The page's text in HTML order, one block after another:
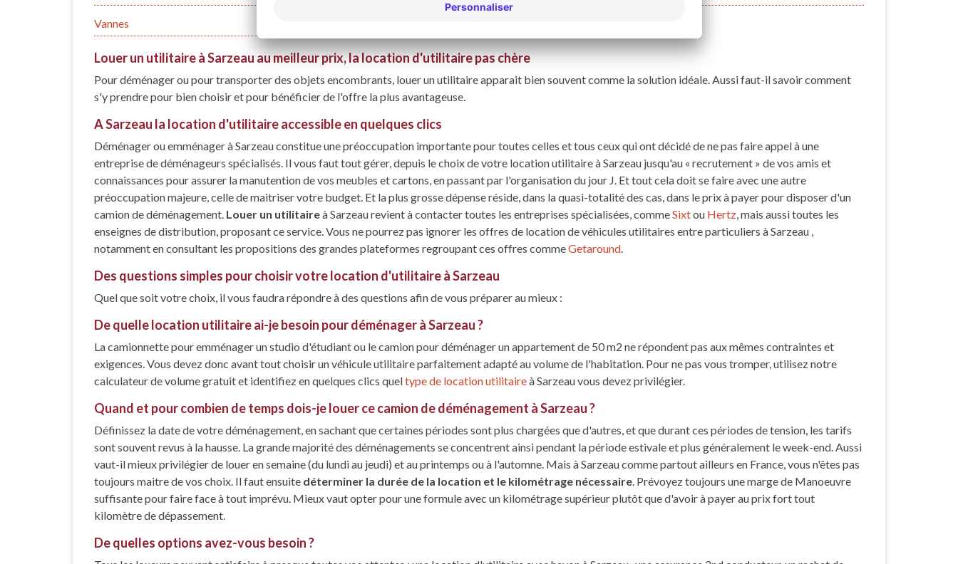
Vannes
Louer un utilitaire à Sarzeau au meilleur prix, la location d'utilitaire pas chère
Pour déménager ou pour transporter des objets encombrants, louer un utilitaire apparait bien souvent comme la solution idéale. Aussi faut-il savoir comment
s'y prendre pour bien choisir et pour bénéficier de l'offre la plus avantageuse.
A Sarzeau la location d'utilitaire accessible en quelques clics
Déménager ou emménager à Sarzeau constitue une préoccupation importante pour toutes celles et tous ceux qui ont décidé de ne pas faire appel à une
entreprise de déménageurs spécialisés. Il vous faut tout gérer, depuis le choix de votre location utilitaire à Sarzeau jusqu'au « recrutement » de vos amis et
connaissances pour assurer la manutention de vos meubles et cartons, en passant par l'organisation du jour J. Et tout cela doit se faire avec une autre
préoccupation majeure, celle de maitriser votre budget. Et la plus grosse dépense réside, dans la quasi-totalité des cas, dans le prix à payer pour disposer d'un
camion de déménagement. Louer un utilitaireà Sarzeau revient à contacter toutes les entreprises spécialisées, commeSixtou Hertz, mais aussi toutes les
enseignes de distribution, proposant ce service. Vous ne pourrez pas ignorer les offres de location de véhicules utilitaires entre particuliers à Sarzeau ,
notamment en consultant les propositions des grandes plateformes regroupant ces offres commeGetaround.
Des questions simples pour choisir votre location d'utilitaire à Sarzeau
Quel que soit votre choix, il vous faudra répondre à des questions afin de vous préparer au mieux :
De quelle location utilitaire ai-je besoin pour déménager à Sarzeau ?
La camionnette pour emménager un studio d'étudiant ou le camion pour déménager un appartement de 50 m2 ne répondent pas aux mêmes contraintes et
exigences. Vous devez donc avant tout choisir un véhicule utilitaire parfaitement adapté au volume de l'habitation. Pour ne pas vous tromper, utilisez notre
calculateur de volume gratuit et identifiez en quelques clics queltype de location utilitaireà Sarzeau vous devez privilégier.
Quand et pour combien de temps dois-je louer ce camion de déménagement à Sarzeau ?
Définissez la date de votre déménagement, en sachant que certaines périodes sont plus chargées que d'autres, et que durant ces périodes de tension, les tarifs
sont souvent revus à la hausse. La grande majorité des déménagements se concentrent ainsi pendant la période estivale et plus généralement le week-end. Aussi
vaut-il mieux privilégier de louer en semaine (du lundi au jeudi) et au printemps ou à l'automne. Mais à Sarzeau comme partout ailleurs en France, vous n'êtes pas
toujours maitre de vos choix. Il faut ensuite déterminer la durée de la location et le kilométrage nécessaire. Prévoyez toujours une marge de Manoeuvre
suffisante pour faire face à tout imprévu. Mieux vaut opter pour une formule avec un kilométrage supérieur plutôt que d'avoir à payer au prix fort tout
kilomètre de dépassement.
De quelles options avez-vous besoin ?